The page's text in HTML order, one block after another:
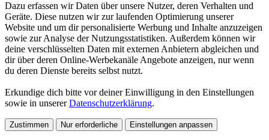
Dazu erfassen wir Daten über unsere Nutzer, deren Verhalten und
Geräte. Diese nutzen wir zur laufenden Optimierung unserer
Website und um dir personalisierte Werbung und Inhalte anzuzeigen
sowie zur Analyse der Nutzungsstatistiken. Außerdem können wir
deine verschlüsselten Daten mit externen Anbietern abgleichen und
dir über deren Online-Werbekanäle Angebote anzeigen, nur wenn
du deren Dienste bereits selbst nutzt.
Erkundige dich bitte vor deiner Einwilligung in den Einstellungen
sowie in unsererDatenschutzerklärung.
Zustimmen Nur erforderliche Einstellungen anpassen